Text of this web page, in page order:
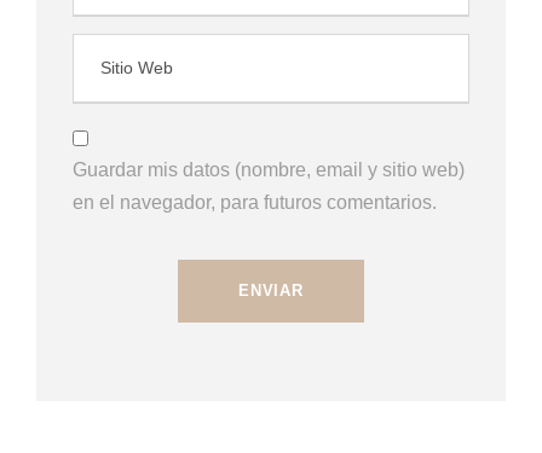
Guardar mis datos (nombre, email y sitio web)
en el navegador, para futuros comentarios.